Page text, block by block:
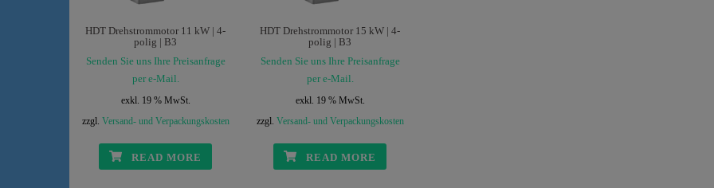
HDT Drehstrommotor 11 kW | 4-
polig | B3
Senden Sie uns Ihre Preisanfrage
per e-Mail.
exkl. 19 % MwSt.
zzgl. Versand- und Verpackungskosten
READ MORE
HDT Drehstrommotor 15 kW | 4-
polig | B3
Senden Sie uns Ihre Preisanfrage
per e-Mail.
exkl. 19 % MwSt.
zzgl. Versand- und Verpackungskosten
READ MORE